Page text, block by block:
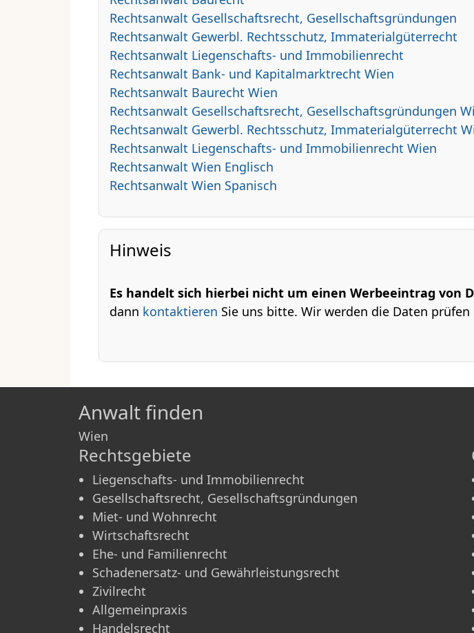
Rechtsanwalt Gesellschaftsrecht, Gesellschaftsgründungen
Rechtsanwalt Gewerbl. Rechtsschutz, Immaterialgüterrecht
Rechtsanwalt Liegenschafts- und Immobilienrecht
Rechtsanwalt Bank- und Kapitalmarktrecht Wien
Rechtsanwalt Baurecht Wien
Rechtsanwalt Gesellschaftsrecht, Gesellschaftsgründungen
Rechtsanwalt Gewerbl. Rechtsschutz, Immaterialgüterrecht
Rechtsanwalt Liegenschafts- und Immobilienrecht Wien
Rechtsanwalt Wien Englisch
Rechtsanwalt Wien Spanisch
Hinweis
Es handelt sich hierbei nicht um einen Werbeeintrag von
dann kontaktieren Sie uns bitte. Wir werden die Daten
Anwalt finden
Wien
Rechtsgebiete
Liegenschafts- und Immobilienrecht
Gesellschaftsrecht, Gesellschaftsgründungen
Miet- und Wohnrecht
Wirtschaftsrecht
Ehe- und Familienrecht
Schadenersatz- und Gewährleistungsrecht
Zivilrecht
Allgemeinpraxis
Handelsrecht